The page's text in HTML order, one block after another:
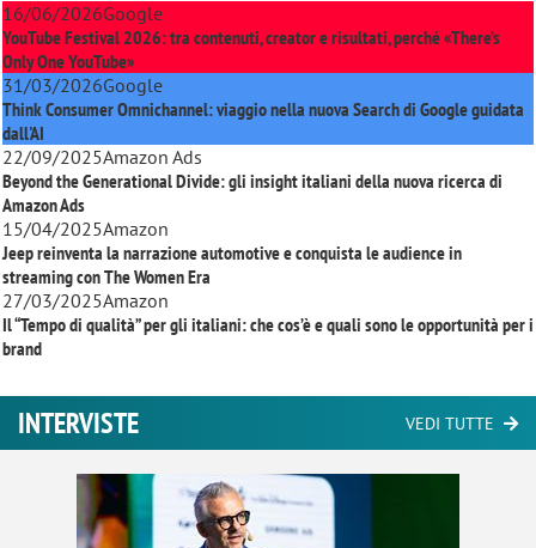
16/06/2026Google
YouTube Festival 2026: tra contenuti, creator e risultati, perché «There’s
Only One YouTube»
31/03/2026Google
Think Consumer Omnichannel: viaggio nella nuova Search di Google guidata
dall'AI
22/09/2025Amazon Ads
Beyond the Generational Divide: gli insight italiani della nuova ricerca di
Amazon Ads
15/04/2025Amazon
Jeep reinventa la narrazione automotive e conquista le audience in
streaming conThe Women Era
27/03/2025Amazon
Il “Tempo di qualità” per gli italiani: che cos’è e quali sono le opportunità per i
brand
INTERVISTE VEDI TUTTE